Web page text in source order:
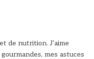
de nutrition. J’aime
mes astuces